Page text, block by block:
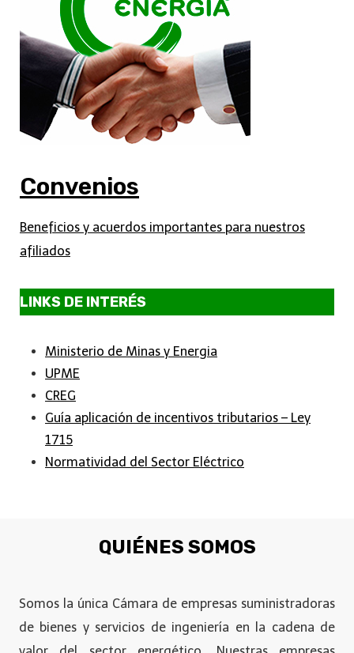
Convenios
Beneficios y acuerdos importantes para nuestros
afiliados
LINKS DE INTERÉS
Ministerio de Minas y Energia
UPME
CREG
Guía aplicación de incentivos tributarios – Ley
1715
Normatividad del Sector Eléctrico
QUIÉNES SOMOS
Somos la única Cámara de empresas suministradoras
de bienes y servicios de ingeniería en la cadena de